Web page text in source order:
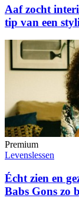
Aaf zocht
tip van een
Premium
Levenslessen
Écht zien en
Babs Gons zo